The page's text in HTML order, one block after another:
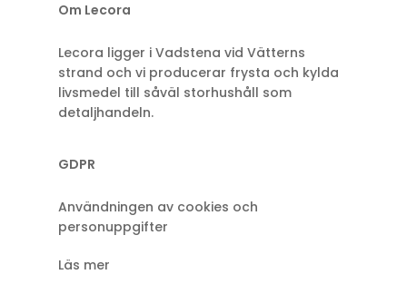
Om Lecora
Lecora ligger i Vadstena vid Vätterns
strand och vi producerar frysta och kylda
livsmedel till såväl storhushåll som
detaljhandeln.
GDPR
Användningen av cookies och
personuppgifter
Läs mer